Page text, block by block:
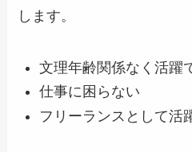
します。
文理年齢関係なく活躍
仕事に困らない
フリーランスとして活